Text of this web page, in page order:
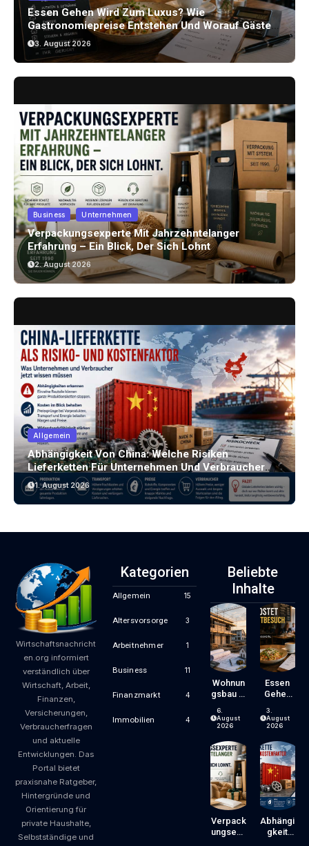
Essen Gehen Wird Zum Luxus? Wie
Gastronomiepreise Entstehen Und Worauf Gäste
Achten Können
3. August 2026
Business Unternehmen
Verpackungsexperte Mit Jahrzehntelanger
Erfahrung – Ein Blick, Der Sich Lohnt
2. August 2026
Allgemein
Abhängigkeit Von China: Welche Risiken
Lieferketten Für Unternehmen Und Verbraucher
Bergen
1. August 2026
Wirtschaftsnachricht
en.org informiert
verständlich über
Wirtschaft, Arbeit,
Finanzen,
Versicherungen,
Verbraucherfragen
und aktuelle
Entwicklungen. Das
Portal bietet
praxisnahe Ratgeber,
Hintergründe und
Orientierung für
private Haushalte,
Selbstständige und
Kategorien
Allgemein 15
Altersvorsorge 3
Arbeitnehmer 1
Business 11
Finanzmarkt 4
Immobilien 4
Beliebte
Inhalte
Wohnun
Gsbau In
Krise:
Worauf
En Und
Käufer
Bei
Kosten,
Finanzie
Rung
Zeitplan
Achten
6.
August
2026
Essen
Gehen
Zum
Luxus?
Gastron
Omiepre
Ise
Entsteh
En Und
Worauf
Gäste
Achten
Können
3.
August
2026
Verpack
Ungsexp
Abhängi
Gkeit